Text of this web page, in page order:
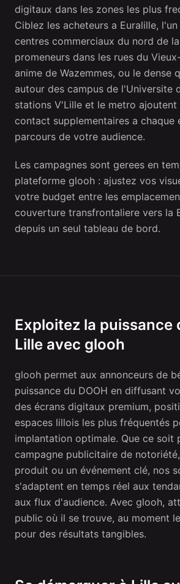
digitaux dans les zones les plus
Ciblez les acheteurs a Euralille,
centres commerciaux du nord de
promeneurs dans les rues du
anime de Wazemmes, ou le dense
autour des campus de l'Universite
stations V'Lille et le metro
contact supplementaires a chaque
parcours de votre audience.
Les campagnes sont gerees en
plateforme glooh : ajustez vos
votre budget entre les
couverture transfrontaliere vers la
depuis un seul tableau de bord.
Exploitez la puissance
Lille avec glooh
glooh permet aux annonceurs de
puissance du DOOH en diffusant
des écrans digitaux premium,
espaces lillois les plus fréquentés
implantation optimale. Que ce soit
campagne publicitaire de
produit ou un événement clé, nos
s'adaptent en temps réel aux
aux flux d'audience. Avec glooh,
public où il se trouve, au moment
pour des résultats tangibles.